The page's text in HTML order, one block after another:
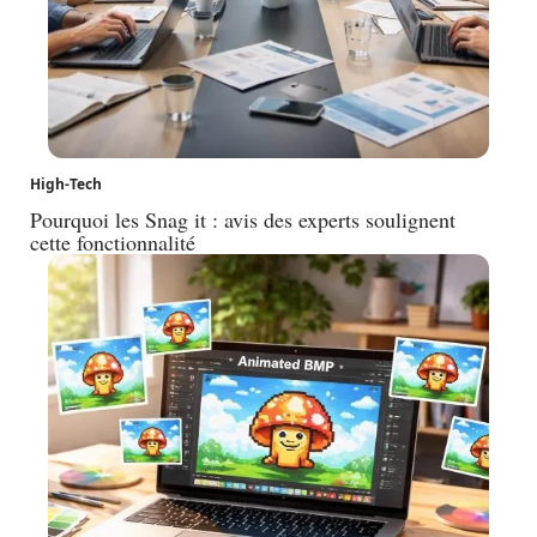
High-Tech
Pourquoi les Snag it : avis des experts soulignent
cette fonctionnalité